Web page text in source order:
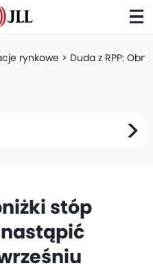
rynkowe Duda z RPP:
stóp